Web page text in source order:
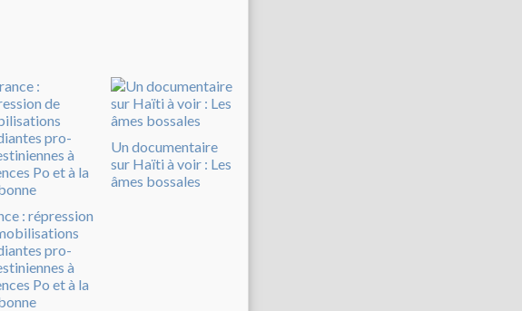
: répression
pro-
à
Po et à la
Un documentaire
sur Haïti à voir : Les
âmes bossales